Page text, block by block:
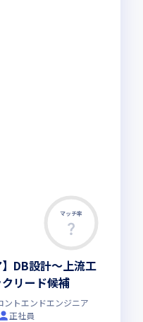
マッチ率
DB設計〜上流工
リード候補
ントエンドエンジニア
正社員